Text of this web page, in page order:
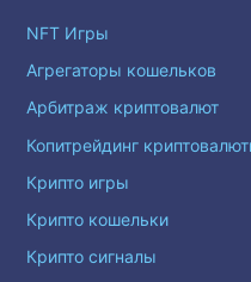
NFT Игры
Агрегаторы кошельков
Арбитраж криптовалют
Копитрейдинг
Крипто игры
Крипто кошельки
Крипто сигналы